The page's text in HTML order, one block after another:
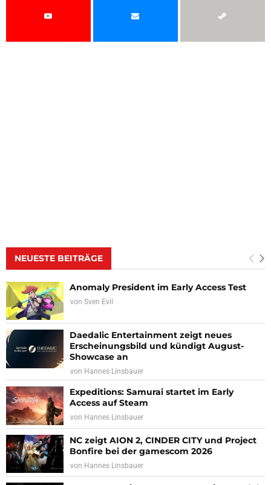
NEUESTE BEITRÄGE
Anomaly President im Early Access Test
von Sven Evil
Daedalic Entertainment zeigt neues
Erscheinungsbild und kündigt August-
Showcase an
von Hannes Linsbauer
Expeditions: Samurai startet im Early
Access auf Steam
von Hannes Linsbauer
NC zeigt AION 2, CINDER CITY und Project
Bonfire bei der gamescom 2026
von Hannes Linsbauer